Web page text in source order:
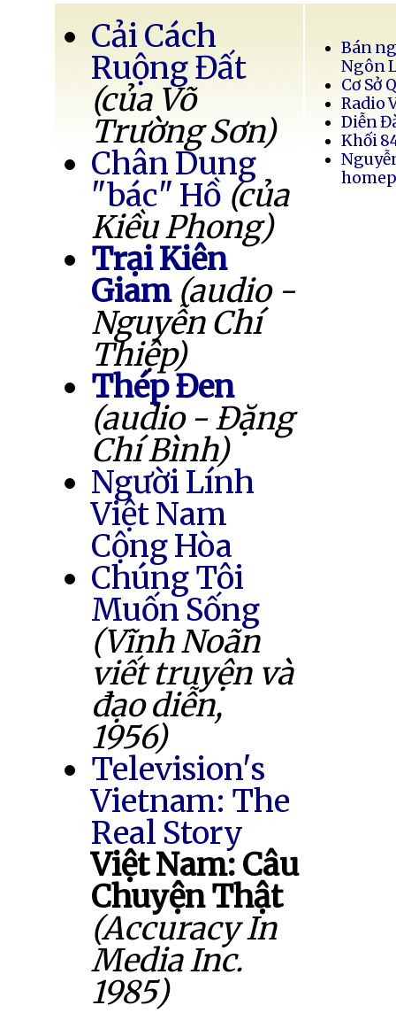
Cải Cách
Ruộng Đất
(của Võ
Trường Sơn)
Chân Dung
"bác" Hồ (của
Kiều Phong)
Trại Kiên
Giam (audio -
Nguyễn Chí
Thiệp)
Thép Đen
(audio - Đặng
Chí Bình)
Người Lính
Việt Nam
Cộng Hòa
Chúng Tôi
Muốn Sống
(Vĩnh Noãn
viết truyện và
đạo diễn,
1956)
Television's
Vietnam: The
Real Story
Việt Nam: Câu
Chuyện Thật
(Accuracy In
Media Inc.
1985)
Bán
Ngôn
Cơ Sở
Radio
Diễn
Khối